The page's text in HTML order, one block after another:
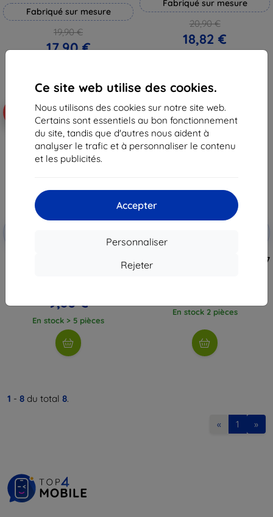
Ce site web utilise des cookies.
Nous utilisons des cookies sur notre site web.
Certains sont essentiels au bon fonctionnement
du site, tandis que d'autres nous aident à
analyser le trafic et à personnaliser le contenu
et les publicités.
Accepter
Personnaliser
Rejeter
Fabriqué sur mesure
19,90 €
17,90 €
Fabriqué sur mesure
20,90 €
18,82 €
Réduction
3MK Lens Protect Samsung A04s
9,80 €
En stock > 5 pièces
-45%
Réduction
3MK FlexibleGlass Sam A04s A047
En stock 2 pièces
1 - 8 du total 8.
« 1 »